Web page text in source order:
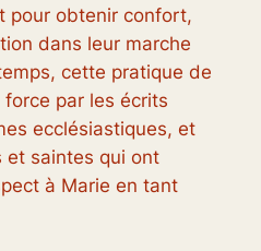
pour obtenir confort,
dans leur marche
cette pratique de
par les écrits
ecclésiastiques, et
et saintes qui ont
à Marie en tant